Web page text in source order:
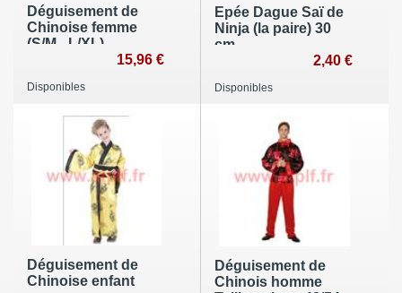
Déguisement de
Chinoise femme
(S/M - L/XL)
15,96 €
Disponibles
Epée Dague Saï de
Ninja (la paire) 30
cm
2,40 €
Disponibles
Déguisement de
Chinoise enfant
Déguisement de
Chinois homme